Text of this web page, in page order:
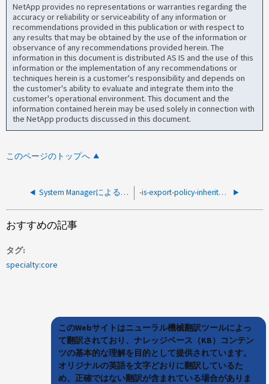
NetApp provides no representations or warranties regarding the
accuracy or reliability or serviceability of any information or
recommendations provided in this publication or with respect to
any results that may be obtained by the use of the information or
observance of any recommendations provided herein. The
information in this document is distributed AS IS and the use of this
information or the implementation of any recommendations or
techniques herein is a customer's responsibility and depends on
the customer's ability to evaluate and integrate them into the
customer's operational environment. This document and the
information contained herein may be used solely in connection with
the NetApp products discussed in this document.
このページのトップへ
System ManagerによるONTAP 9.15以降でのS3バケット作成の変更 -is-export-policy-inherited フラグを "false" から "true" に変更します
おすすめの記事
タグ
specialty:core
このWebサイトはニューラル機械翻訳ツールによっ
て翻訳されており、ナレッジベース（KB）コンテン
ツの基本的な理解を目的として提供されています。
オリジナルの英語を文字どおりに翻訳しているた
め、正確ではない翻訳が含まれている場合がありま